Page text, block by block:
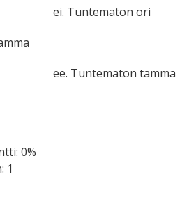
ei. Tuntematon ori
ee. Tuntematon tamma
0%
1